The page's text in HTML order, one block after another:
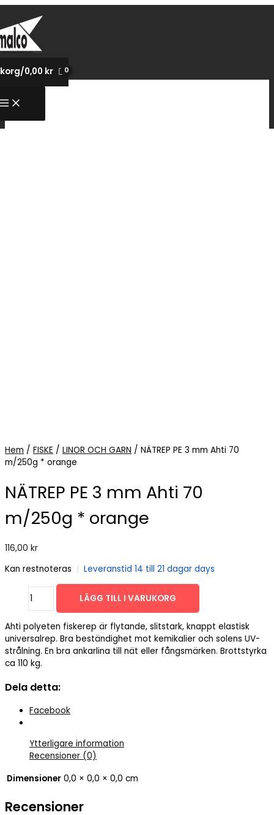
till
innehåll
0,00 kr
Hem / FISKE / LINOR OCH GARN / NÄTREP PE 3 mm Ahti 70
m/250g * orange
NÄTREP PE 3 mm Ahti 70
m/250g * orange
116,00 kr
Kan restnoteras | Leveranstid 14 till 21 dagar days
mm
Ahti
70
m/250g
orange
LÄGG TILL I VARUKORG
Ahti polyeten fiskerep är flytande, slitstark, knappt elastisk
universalrep. Bra beständighet mot kemikalier och solens UV-
strålning. En bra ankarlina till nät eller fångsmärken. Brottstyrka
ca 110 kg.
Dela detta:
Facebook
Ytterligare information
Recensioner (0)
Dimensioner 0,0 × 0,0 × 0,0 cm
Recensioner